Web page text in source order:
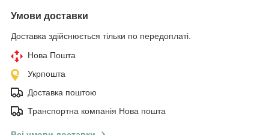
Умови доставки
Доставка здійснюється тільки по передоплаті.
Нова Пошта
Укрпошта
Доставка поштою
Транспортна компанія Нова пошта